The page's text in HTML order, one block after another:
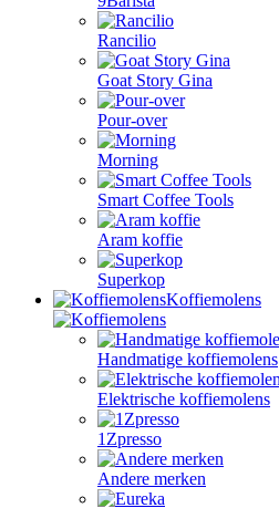
Rancilio
Goat Story Gina
Pour-over
Morning
Smart Coffee Tools
Aram koffie
Superkop
Koffiemolens
Handmatige koffiemolens
Elektrische koffiemolens
1Zpresso
Andere merken